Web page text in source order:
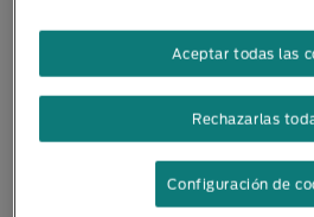
Rechazarlas
Aceptar todas las
Configuración de